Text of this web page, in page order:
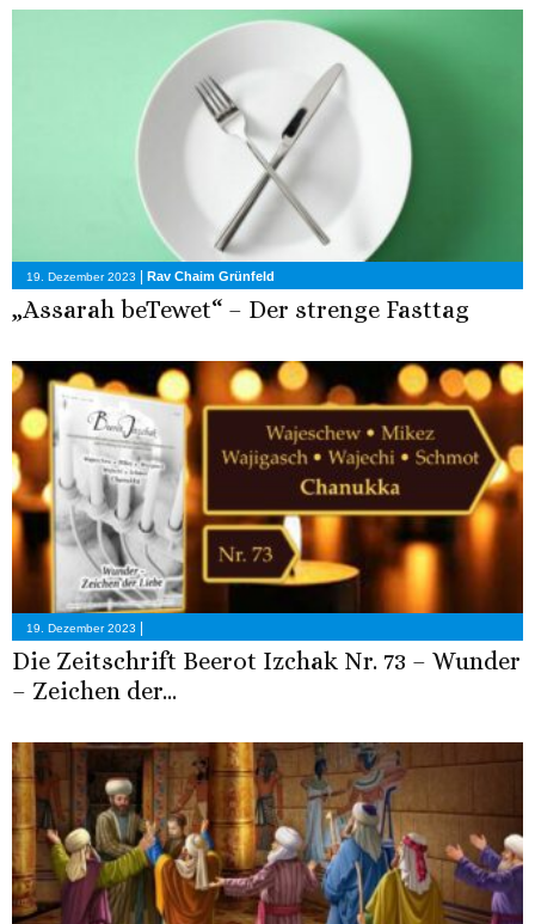
19. Dezember 2023 | Rav Chaim Grünfeld
„Assarah beTewet“ – Der strenge Fasttag
19. Dezember 2023
Die Zeitschrift Beerot Izchak Nr. 73 – Wunder
– Zeichen der...